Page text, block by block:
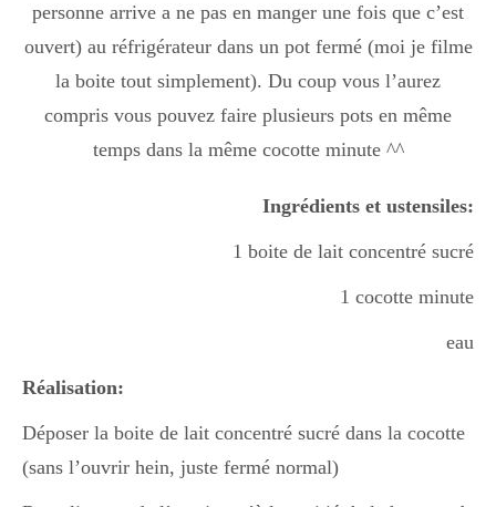
Recettes Végétariennes
Resto
personne arrive a ne pas en manger une fois que c’est
ouvert) au réfrigérateur dans un pot fermé (moi je filme
la boite tout simplement). Du coup vous l’aurez
compris vous pouvez faire plusieurs pots en même
temps dans la même cocotte minute ^^
Ingrédients et ustensiles:
1 boite de lait concentré sucré
1 cocotte minute
eau
Réalisation:
Déposer la boite de lait concentré sucré dans la cocotte
(sans l’ouvrir hein, juste fermé normal)